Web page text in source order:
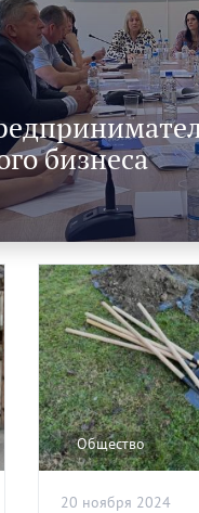
бизнеса
Общество
20 ноября 2024